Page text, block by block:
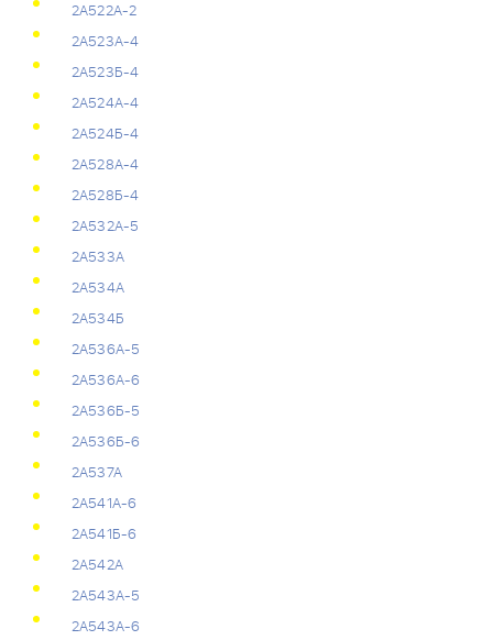
2А522А-2
2А523А-4
2А523Б-4
2А524А-4
2А524Б-4
2А528А-4
2А528Б-4
2А532А-5
2А533А
2А534А
2А534Б
2А536А-5
2А536А-6
2А536Б-5
2А536Б-6
2А537А
2А541А-6
2А541Б-6
2А542А
2А543А-5
2А543А-6